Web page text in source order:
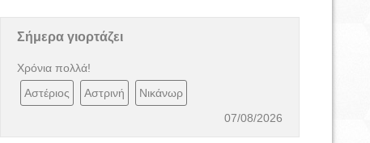
Σήμερα γιορτάζει
Χρόνια πολλά!
Αστέριος
Αστρινή
Νικάνωρ
07/08/2026